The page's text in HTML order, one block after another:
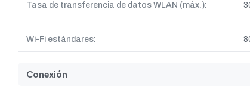
Tasa de transferencia de datos WLAN (máx.):
Wi-Fi estándares:
Conexión